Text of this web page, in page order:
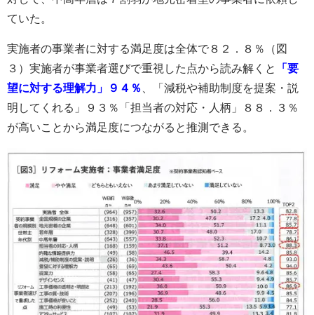
ていた。
実施者の事業者に対する満足度は全体で８２．８％（図
３）実施者が事業者選びで重視した点から読み解くと
「要
望に対する理解力」９４％
、「減税や補助制度を提案・説
明してくれる」９３％「担当者の対応・人柄」８８．３％
が高いことから満足度につながると推測できる。